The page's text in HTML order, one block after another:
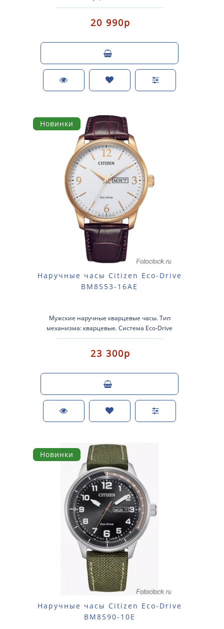
(аккумулятор с питанием от светов..
20 990р
Новинки
Наручные часы Citizen Eco-Drive
BM8553-16AE
Мужские наручные кварцевые часы. Тип
механизма: кварцевые. Система Eco-Drive
(аккумулятор с питанием от световой энергии..
23 300р
Новинки
Наручные часы Citizen Eco-Drive
BM8590-10E